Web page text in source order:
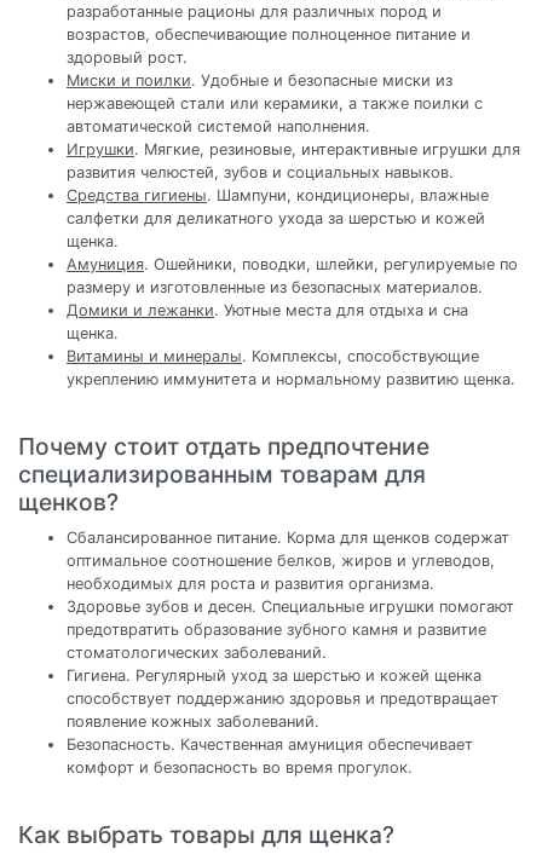
разработанные рационы для различных пород и
возрастов, обеспечивающие полноценное питание и
здоровый рост.
Миски и поилки. Удобные и безопасные миски из
нержавеющей стали или керамики, а также поилки с
автоматической системой наполнения.
Игрушки. Мягкие, резиновые, интерактивные игрушки для
развития челюстей, зубов и социальных навыков.
Средства гигиены. Шампуни, кондиционеры, влажные
салфетки для деликатного ухода за шерстью и кожей
щенка.
Амуниция. Ошейники, поводки, шлейки, регулируемые по
размеру и изготовленные из безопасных материалов.
Домики и лежанки. Уютные места для отдыха и сна
щенка.
Витамины и минералы. Комплексы, способствующие
укреплению иммунитета и нормальному развитию щенка.
Почему стоит отдать предпочтение
специализированным товарам для
щенков?
Сбалансированное питание. Корма для щенков содержат
оптимальное соотношение белков, жиров и углеводов,
необходимых для роста и развития организма.
Здоровье зубов и десен. Специальные игрушки помогают
предотвратить образование зубного камня и развитие
стоматологических заболеваний.
Гигиена. Регулярный уход за шерстью и кожей щенка
способствует поддержанию здоровья и предотвращает
появление кожных заболеваний.
Безопасность. Качественная амуниция обеспечивает
комфорт и безопасность во время прогулок.
Как выбрать товары для щенка?